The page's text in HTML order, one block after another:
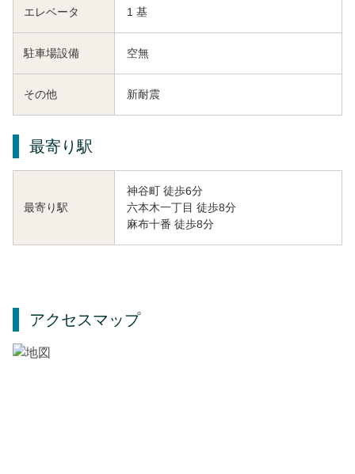
エレベータ 1 基
駐車場設備 空無
その他 新耐震
最寄り駅
最寄り駅
神谷町 徒歩6分
六本木一丁目 徒歩8分
麻布十番 徒歩8分
アクセスマップ